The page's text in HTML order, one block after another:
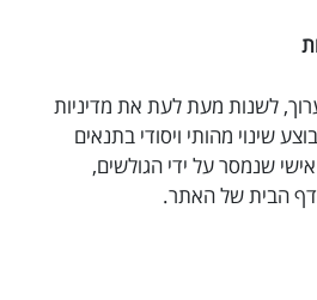
לשנות מעת לעת את מדיניות
שינוי מהותי ויסודי בתנאים
שנמסר על ידי הגולשים,
הבית של האתר.